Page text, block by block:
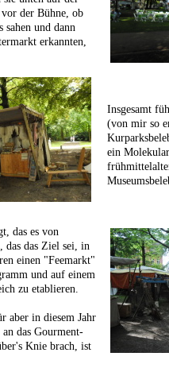
der Bühne, ob
sahen und dann
erkannten,
Insgesamt
(von mir so
ein
das es von
das das Ziel sei, in
einen "Feemarkt"
und auf einem
zu etablieren.
aber in diesem Jahr
an das Gourment-
Knie brach, ist